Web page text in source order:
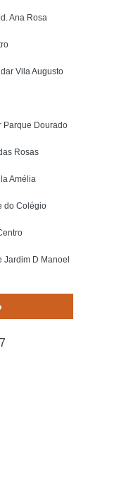
Capilar
Ana Rosa
Vila Augusto
Parque Dourado
Rosas
Amélia
do Colégio
D Manoel